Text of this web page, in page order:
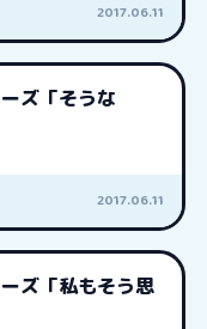
2017.06.11
ズ「そうな
2017.06.11
ズ「私もそう思